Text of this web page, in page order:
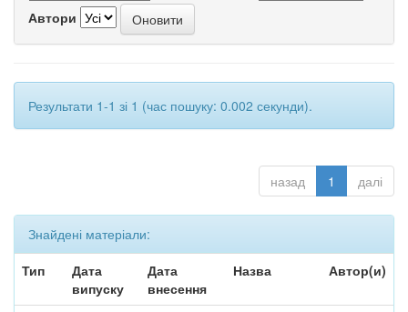
Автори
Результати 1-1 зі 1 (час пошуку: 0.002 секунди).
назад 1 далі
Знайдені матеріали:
Тип
Дата
випуску
Дата
внесення
Назва Автор(и)